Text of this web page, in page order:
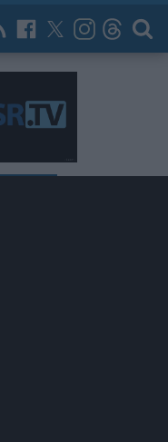
News Now Archív